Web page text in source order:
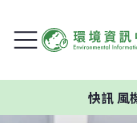
風機離